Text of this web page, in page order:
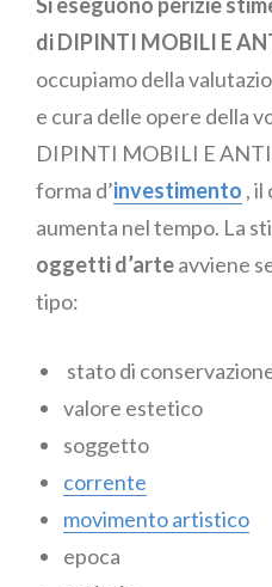
Si eseguono perizie
di DIPINTI MOBILI E
occupiamo della
e cura delle opere della
DIPINTI MOBILI E
forma d’investimento , il
aumenta nel tempo. La
oggetti d’arteavviene
tipo:
stato di
valore estetico
soggetto
corrente
movimento artistico
epoca